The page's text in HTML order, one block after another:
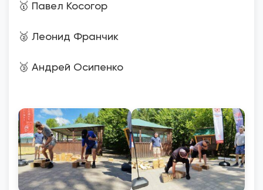
🥇 Павел Косогор
🥈 Леонид Франчик
🥉 Андрей Осипенко